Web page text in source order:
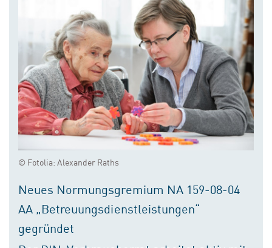
© Fotolia: Alexander Raths
Neues Normungsgremium NA 159-08-04
AA „Betreuungsdienstleistungen“
gegründet